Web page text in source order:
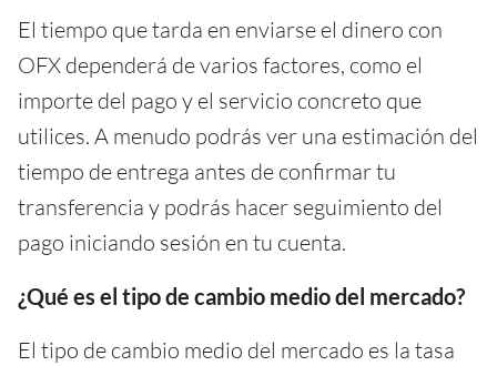
El tiempo que tarda en enviarse el dinero con
OFX dependerá de varios factores, como el
importe del pago y el servicio concreto que
utilices. A menudo podrás ver una estimación del
tiempo de entrega antes de confirmar tu
transferencia y podrás hacer seguimiento del
pago iniciando sesión en tu cuenta.
¿Qué es el tipo de cambio medio del mercado?
El tipo de cambio medio del mercado es la tasa